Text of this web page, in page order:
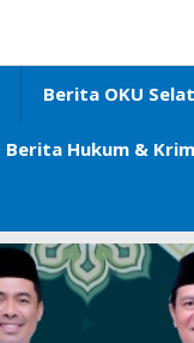
Berita OKU
Berita Hukum &